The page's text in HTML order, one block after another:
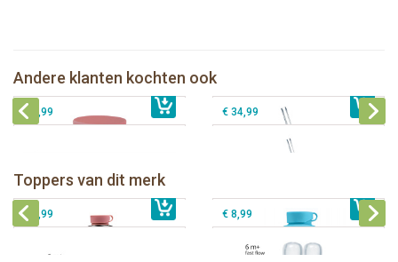
Andere klanten kochten ook
€ 9,99
Pura Silicone Bumpers Moss+Mint 2
stuks
€ 8,99 € 34,99
Toppers van dit merk
€ 40,99
Pura Sportfles 550 ml + Aqua sleeve
Pura silicone tuit 2 stuks
€ 9,99 € 8,99